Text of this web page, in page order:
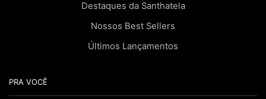
Destaques da Santhatela
Nossos Best Sellers
Últimos Lançamentos
PRA VOCÊ